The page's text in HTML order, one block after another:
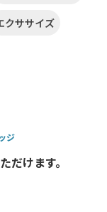
クササイズ
ジ
だけます。